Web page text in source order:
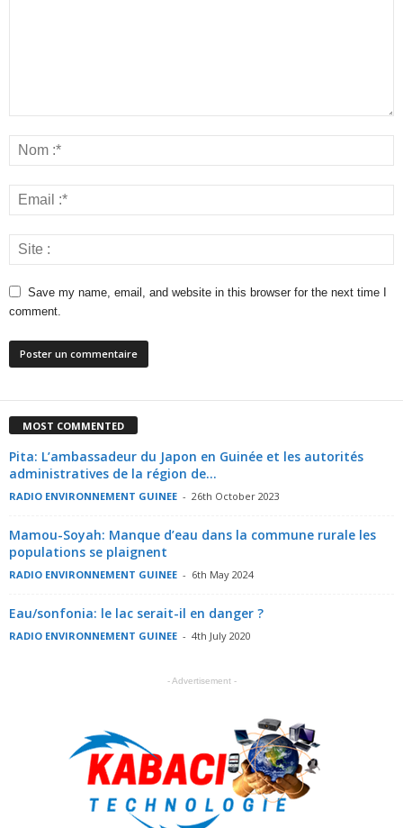
Save my name, email, and website in this browser for the next time I
comment.
MOST COMMENTED
Pita: L’ambassadeur du Japon en Guinée et les autorités
administratives de la région de...
RADIO ENVIRONNEMENT GUINEE - 26th October 2023
Mamou-Soyah: Manque d’eau dans la commune rurale les
populations se plaignent
RADIO ENVIRONNEMENT GUINEE - 6th May 2024
Eau/sonfonia: le lac serait-il en danger ?
RADIO ENVIRONNEMENT GUINEE - 4th July 2020
- Advertisement -